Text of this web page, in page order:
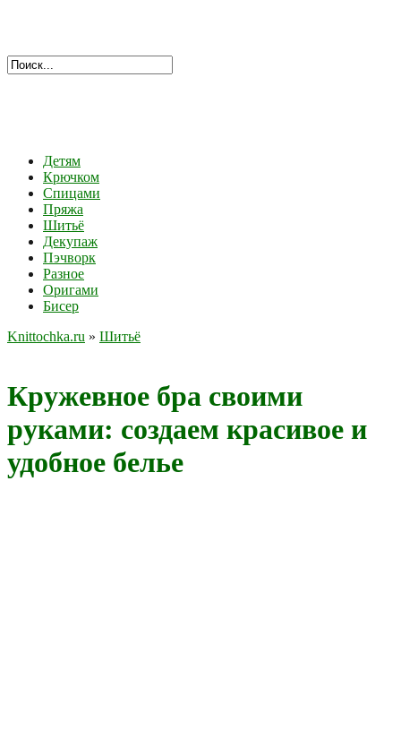
Детям
Крючком
Спицами
Пряжа
Шитьё
Декупаж
Пэчворк
Разное
Оригами
Бисер
Knittochka.ru » Шитьё
Кружевное бра своими
руками: создаем красивое и
удобное белье